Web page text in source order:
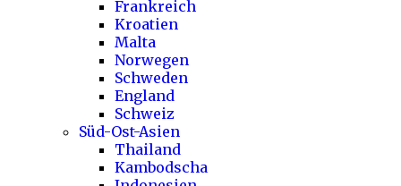
Frankreich
Kroatien
Malta
Norwegen
Schweden
England
Schweiz
Süd-Ost-Asien
Thailand
Kambodscha